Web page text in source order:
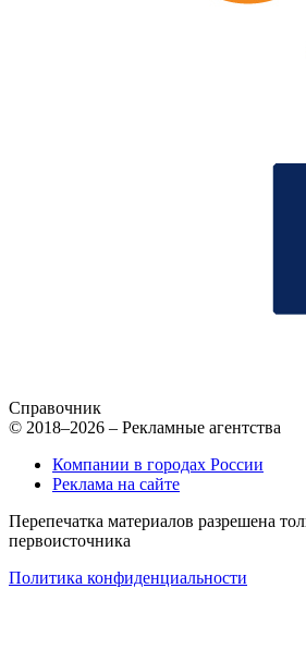
Справочник
© 2018–2026 – Рекламные агентства
Компании в городах России
Реклама на сайте
Перепечатка материалов разрешена
первоисточника
Политика конфиденциальности